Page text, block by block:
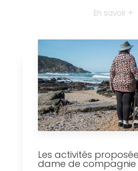
En savoir +
Les activités
dame de compagnie